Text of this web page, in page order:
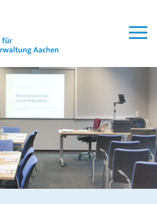
Seminare
Personalauswahl
Organisation